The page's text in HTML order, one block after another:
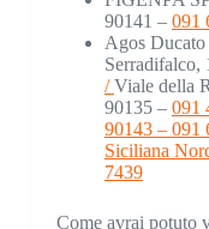
90141 – 091
Agos Ducato
Serradifalco,
/Viale della
90135 – 091
90143 – 091
Siciliana
7439
Come avrai potuto